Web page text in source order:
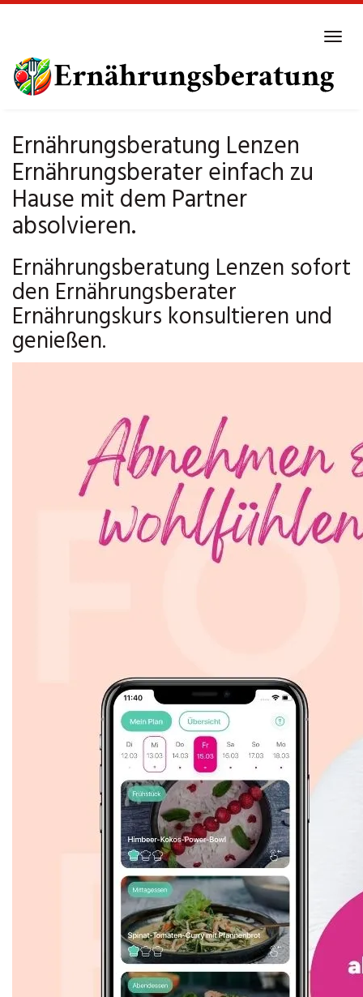
main
content
Ernährungsberatung Lenzen
Ernährungsberater einfach zu
Hause mit dem Partner
absolvieren.
Ernährungsberatung Lenzen sofort
den Ernährungsberater
Ernährungskurs konsultieren und
genießen.